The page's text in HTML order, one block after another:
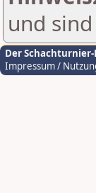
und
Der
Impressum /